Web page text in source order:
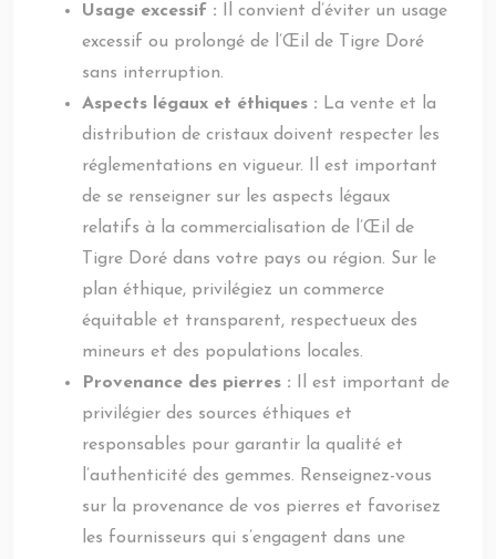
Usage excessif :
Il convient d’éviter un usage
excessif ou prolongé de l’Œil de Tigre Doré
sans interruption.
Aspects légaux et éthiques : La vente et la
distribution de cristaux doivent respecter les
réglementations en vigueur. Il est important
de se renseigner sur les aspects légaux
relatifs à la commercialisation de l’Œil de
Tigre Doré dans votre pays ou région. Sur le
plan éthique, privilégiez un commerce
équitable et transparent, respectueux des
mineurs et des populations locales.
Provenance des pierres :
Il est important de
privilégier des sources éthiques et
responsables pour garantir la qualité et
l’authenticité des gemmes. Renseignez-vous
sur la provenance de vos pierres et favorisez
les fournisseurs qui s’engagent dans une